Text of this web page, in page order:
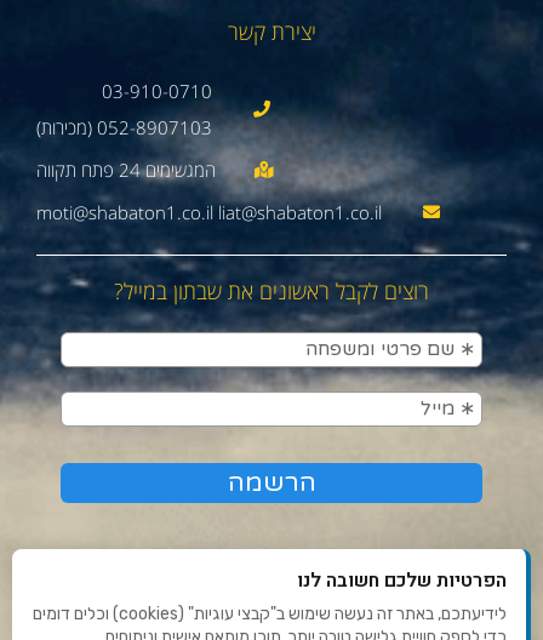
יצירת קשר
03-910-0710
052-8907103 (מכירות)
moti@shabaton1.co.il liat@shabaton1.co.il
רוצים לקבל ראשונים את שבתון במייל?
הפרטיות שלכם חשובה לנו
לידיעתכם, באתר זה נעשה שימוש ב"קבצי עוגיות" (cookies) וכלים דומים